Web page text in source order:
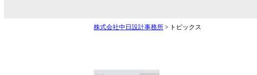
株式会社中日設計事務所 > トピックス